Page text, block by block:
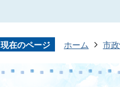
現在のページ ホーム 市